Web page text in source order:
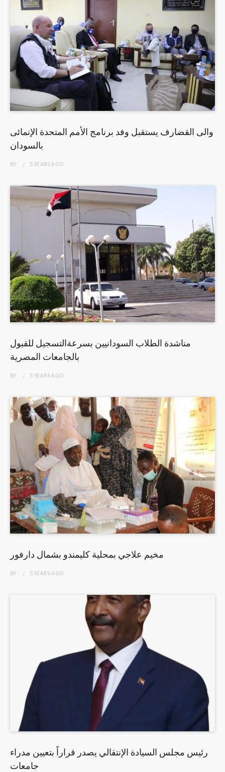
والى القضارف يستقبل وفد برنامج الأمم المتحدة الإنمائى
بالسودان
BY 5 YEARSAGO
مناشدة الطلاب السودانيين بسرعةالتسجيل للقبول
بالجامعات المصرية
BY 5 YEARSAGO
مخيم علاجي بمحلية كليمندو بشمال دارفور
BY 5 YEARSAGO
رئيس مجلس السيادة الإنتقالي يصدر قراراً بتعيين مدراء
جامعات